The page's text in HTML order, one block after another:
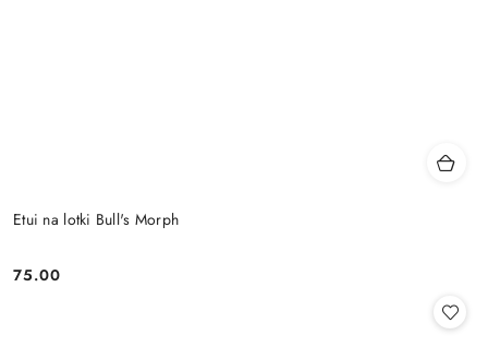
Etui na lotki Bull's Morph
Cena:
75.00